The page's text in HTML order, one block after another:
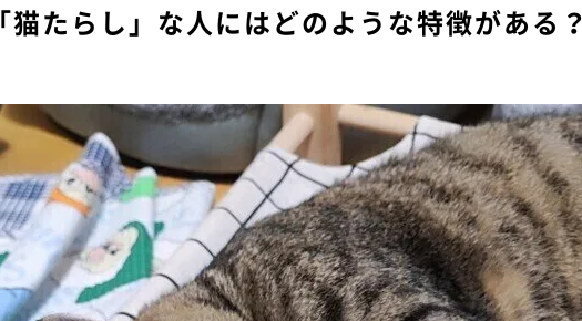
「猫たらし」な人にはどのような特徴がある？